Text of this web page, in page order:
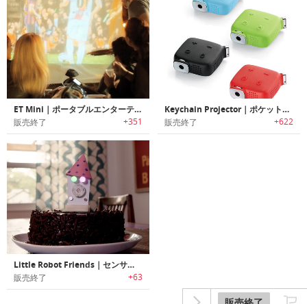
ET Mini｜ポータブルエンターテイメントプロジェクター「ETミニ」
販売終了 +351
Keychain Projector｜ポケットサイズキーチェーンプロジェクター
販売終了 +622
Little Robot Friends｜センサー搭載でプログラミング可能なファンロボット「リトルロボットフレンド」
販売終了 +63